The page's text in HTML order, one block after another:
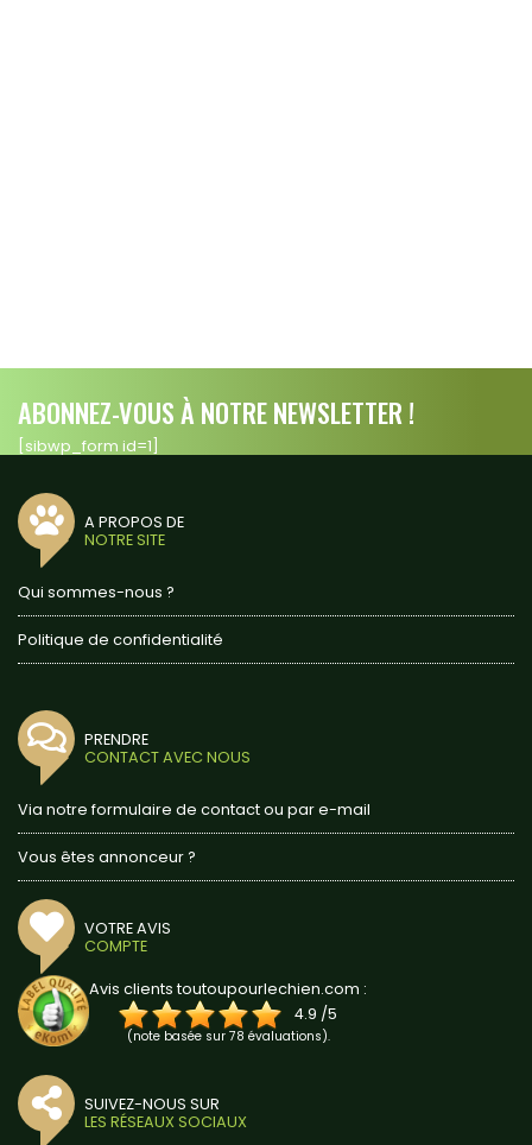
ABONNEZ-VOUS À NOTRE NEWSLETTER !
[sibwp_form id=1]
A PROPOS DE
NOTRE SITE
Qui sommes-nous ?
Politique de confidentialité
PRENDRE
CONTACT AVEC NOUS
Via notre formulaire de contact ou par e-mail
Vous êtes annonceur ?
VOTRE AVIS
COMPTE
Avis clients toutoupourlechien.com :
4.9 /5
(note basée sur 78 évaluations).
SUIVEZ-NOUS SUR
LES RÉSEAUX SOCIAUX